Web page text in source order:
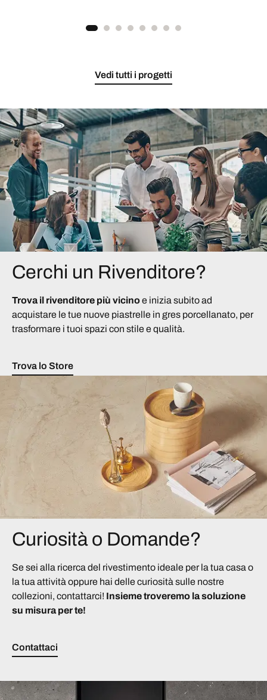
Vedi tutti i progetti
Cerchi un Rivenditore?
Trova il rivenditore più vicinoe inizia subito ad
acquistare le tue nuove piastrelle in gres porcellanato, per
trasformare i tuoi spazi con stile e qualità.
Trova lo Store
Curiosità o Domande?
Se sei alla ricerca del rivestimento ideale per la tua casa o
la tua attività oppure hai delle curiosità sulle nostre
collezioni, contattarci! Insieme troveremo la soluzione
su misura per te!
Contattaci